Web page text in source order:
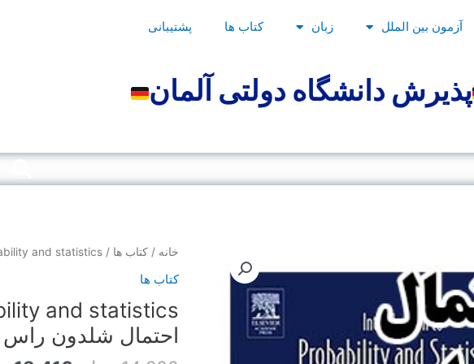
آزمون بین الملل زبان کتاب ها پشتیبانی
پذیرش دانشگاه دولتی آلمان
خانه / کتاب ها / introduction to probability and statistics کتاب احتمال شلدون راس
کتاب ها
احتمال شلدون راس
قیمت
بود.
introduction
to
probability
and
statistics